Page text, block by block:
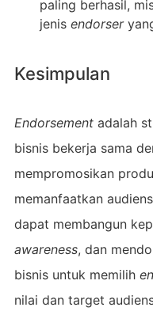
paling berhasil,
jenis endorser
Kesimpulan
Endorsementadalah
bisnis bekerja sama
mempromosikan
memanfaatkan
dapat membangun
awareness, dan
bisnis untuk memilih
nilai dan target